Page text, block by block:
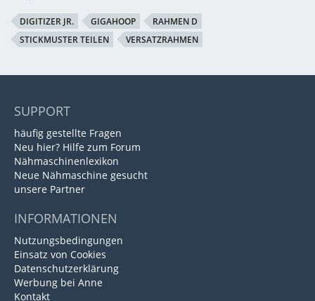
DIGITIZER JR. GIGAHOOP
RAHMEN D
STICKMUSTER TEILEN
VERSATZRAHMEN
SUPPORT
häufig gestellte Fragen
Neu hier? Hilfe zum Forum
Nähmaschinenlexikon
Neue Nähmaschine gesucht
unsere Partner
INFORMATIONEN
Nutzungsbedingungen
Einsatz von Cookies
Datenschutzerklärung
Werbung bei Anne
Kontakt